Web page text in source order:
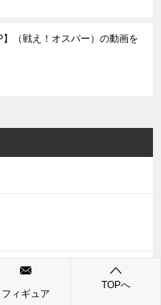
】（戦え！オスパー）の動画を
フィギュア
TOPへ